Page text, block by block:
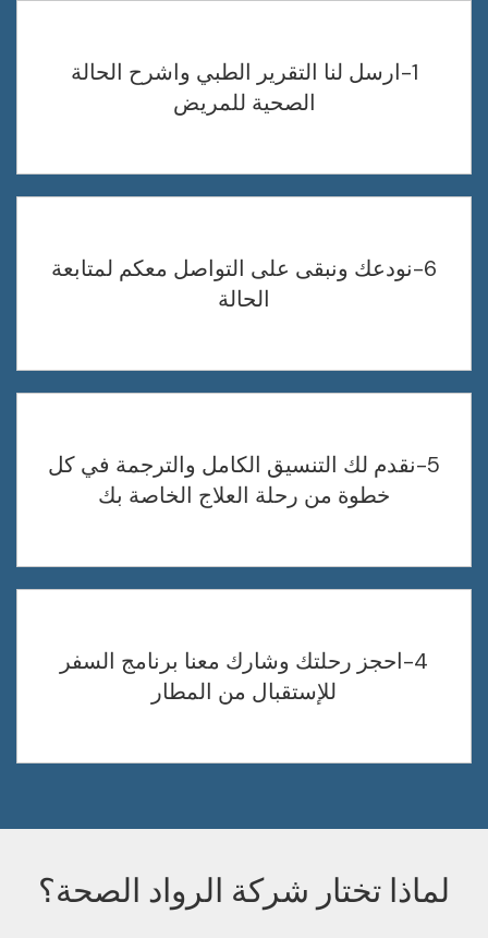
1-ارسل لنا التقرير الطبي واشرح الحالة
الصحية للمريض
6-نودعك ونبقى على التواصل معكم لمتابعة
الحالة
5-نقدم لك التنسيق الكامل والترجمة في كل
خطوة من رحلة العلاج الخاصة بك
4-احجز رحلتك وشارك معنا برنامج السفر
للإستقبال من المطار
لماذا تختار شركة الرواد الصحة؟